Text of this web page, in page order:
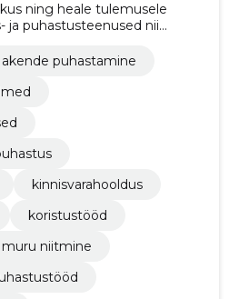
ning heale tulemusele
ja puhastusteenused nii
akende puhastamine
kinnisvarahooldus
koristustööd
muru niitmine